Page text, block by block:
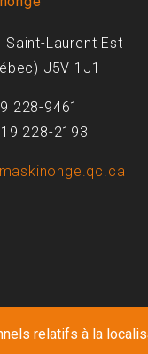
Saint-Laurent Est
J5V 1J1
228-9461
228-2193
relatifs à la